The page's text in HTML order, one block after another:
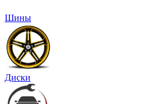
Шины
Диски